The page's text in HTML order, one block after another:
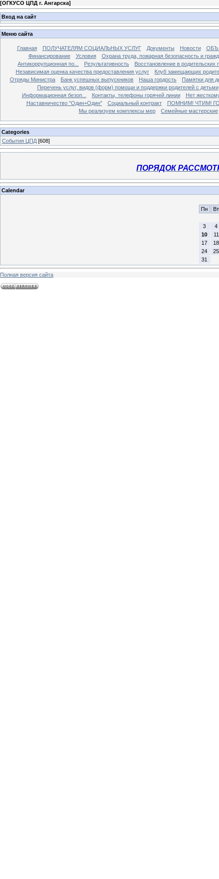
[ОГКУСО ЦПД г. Ангарска]
Вход на сайт
Меню сайта
Главная ПОЛУЧАТЕЛЯМ СОЦИАЛЬНЫХ УСЛУГ Документы Новости
Финансирование
Условия
Охрана труда, пожарная безопасность и
Антикоррупционная по...
Результативность
Восстановление в родительских
Независимая оценка качества предоставления услуг
Клуб замещающих
Отряды Министра
Банк успешных выпускников Наша гордость
Памятки для
Перечень услуг, видов (форм) помощи и поддержки родителей с детьми
Информационная безоп...
Контакты, телефоны горячей линии
Нет
Наставничество "Один+Один"
Социальный контракт
ПОМНИМ! ЧТИМ!
Мы реализуем комплексы мер
Семейные мастерские
Categories
События ЦПД [608]
ПОРЯДОК
Calendar
Пн
Вт
3
4
10
11
17
18
24
25
31
Полная версия сайта